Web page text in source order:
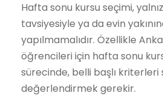
Hafta sonu kursu seçimi,
tavsiyesiyle ya da evin
yapılmamalıdır. Özellikle
öğrencileri için hafta sonu
sürecinde, belli başlı
değerlendirmek gerekir.